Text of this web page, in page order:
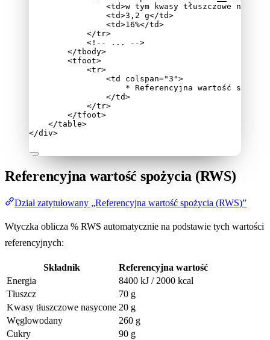
<td>w tym kwasy tłuszczowe
<td>3,2 g</td>
<td>16%</td>
</tr>
<!-- ... -->
</tbody>
<tfoot>
<tr>
<td colspan="3 ">
* Referencyjna wartość
</td>
</tr>
</tfoot>
</table>
</div>
Referencyjna wartość spożycia (RWS)
Dział zatytułowany „Referencyjna wartość spożycia (RWS)”
Wtyczka oblicza % RWS automatycznie na podstawie tych wartości
referencyjnych:
Składnik
Referencyjna wartość
Energia
8400 kJ / 2000 kcal
Tłuszcz
70 g
Kwasy tłuszczowe nasycone 20 g
Węglowodany
260 g
Cukry
90 g